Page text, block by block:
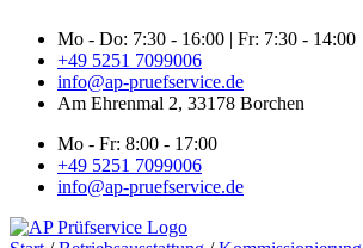
Inhalt
springen
Mo - Do: 7:30 - 16:00 | Fr: 7:30 - 14:00
+49 5251 7099006
info@ap-pruefservice.de
Am Ehrenmal 2, 33178 Borchen
Mo - Fr: 8:00 - 17:00
+49 5251 7099006
info@ap-pruefservice.de